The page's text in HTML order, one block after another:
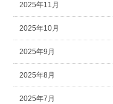
2025年11月
2025年10月
2025年9月
2025年8月
2025年7月